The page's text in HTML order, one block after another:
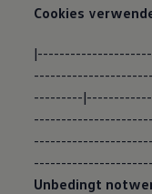
Cookies
---------
Unbedingt